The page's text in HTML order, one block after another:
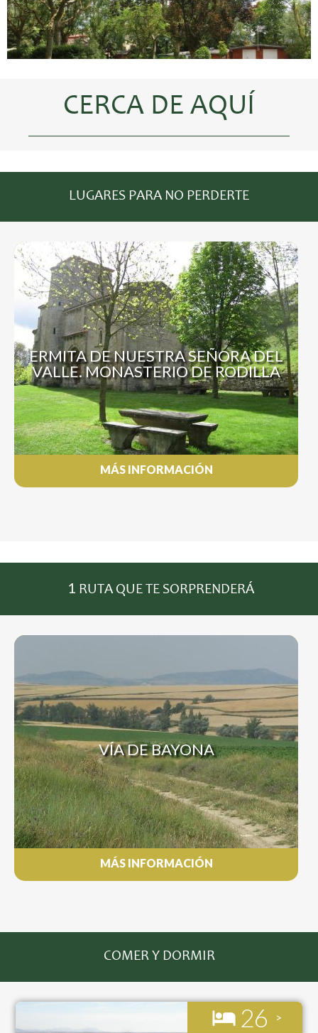
CERCA DE AQUÍ
LUGARES PARA NO PERDERTE
ERMITA DE NUESTRA SEÑORA DEL
VALLE. MONASTERIO DE RODILLA
MÁS INFORMACIÓN
1 RUTA QUE TE SORPRENDERÁ
VÍA DE BAYONA
MÁS INFORMACIÓN
COMER Y DORMIR
26